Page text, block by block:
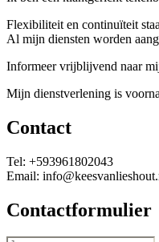
Flexibiliteit en continuïteit
Al mijn diensten worden
Informeer vrijblijvend naar
Mijn dienstverlening is
Contact
Tel: +593961802043
Email:
Contactformulier